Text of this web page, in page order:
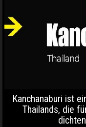
Kanchanaburi ist
Thailands, die